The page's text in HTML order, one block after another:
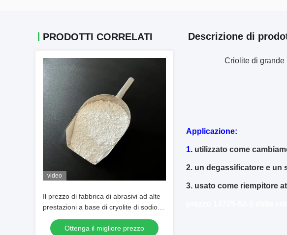
PRODOTTI CORRELATI
video
Il prezzo di fabbrica di abrasivi ad alte
prestazioni a base di cryolite di sodio
bianco puro per la produzione
industrialeOttenga il migliore prezzo
Descrizione di
Criolite di grande
Applicazione:
1. utilizzato come
2. un degassificatore e un
3. usato come riempitore